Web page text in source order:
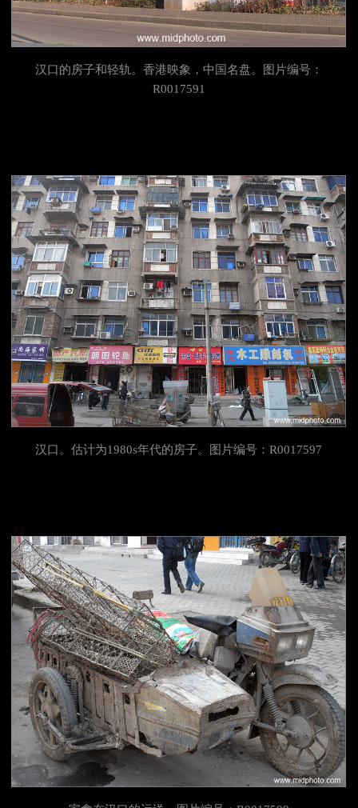
汉口的房子和轻轨。香港映象，中国名盘。图片编号：
R0017591
汉口。估计为1980s年代的房子。图片编号：R0017597